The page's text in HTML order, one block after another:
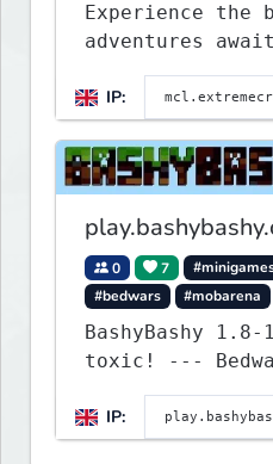
Experience the
adventures
journey
exhilarating
blending both
classics and
experiences
IP:
0 7
#bedwars
#mobarena
BashyBashy
toxic! ---
Fight ◆ Assault
IP: